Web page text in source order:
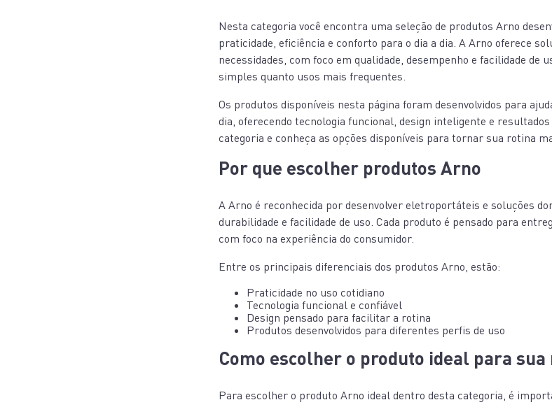
Nesta categoria você encontra uma seleção de produtos Arno
praticidade, eficiência e conforto para o dia a dia. A Arno oferece
necessidades, com foco em qualidade, desempenho e facilidade de
simples quanto usos mais frequentes.
Os produtos disponíveis nesta página foram desenvolvidos para
dia, oferecendo tecnologia funcional, design inteligente e
categoria e conheça as opções disponíveis para tornar sua rotina
Por que escolher produtos Arno
A Arno é reconhecida por desenvolver eletroportáteis e soluções
durabilidade e facilidade de uso. Cada produto é pensado para
com foco na experiência do consumidor.
Entre os principais diferenciais dos produtos Arno, estão:
Praticidade no uso cotidiano
Tecnologia funcional e confiável
Design pensado para facilitar a rotina
Produtos desenvolvidos para diferentes perfis de uso
Como escolher o produto ideal para sua
Para escolher o produto Arno ideal dentro desta categoria, é